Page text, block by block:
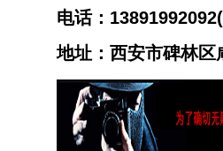
电话：
地址： 西安市碑林区